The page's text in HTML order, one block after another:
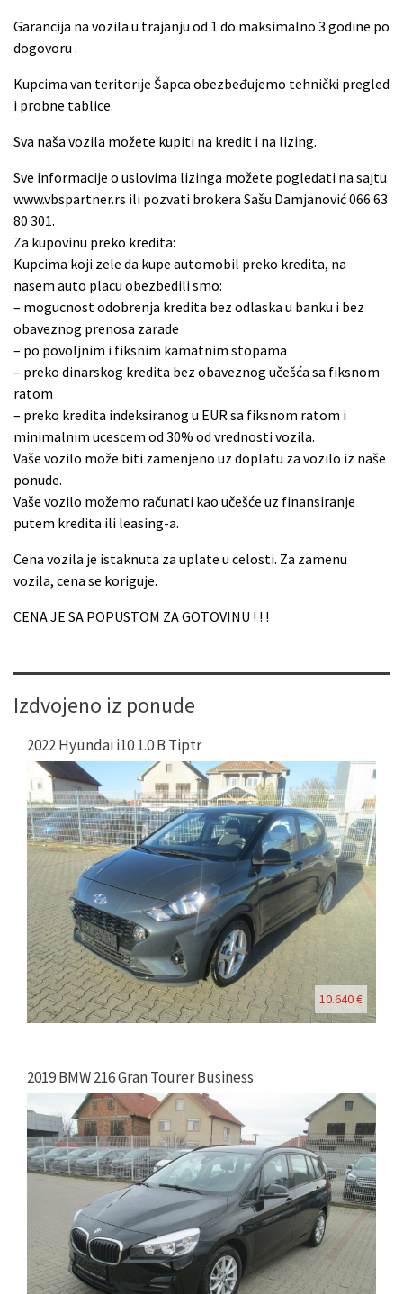
Garancija na vozila u trajanju od 1 do maksimalno 3 godine po
dogovoru .
Kupcima van teritorije Šapca obezbeđujemo tehnički pregled
i probne tablice.
Sva naša vozila možete kupiti na kredit i na lizing.
Sve informacije o uslovima lizinga možete pogledati na sajtu
www.vbspartner.rs ili pozvati brokera Sašu Damjanović 066 63
80 301.
Za kupovinu preko kredita:
Kupcima koji zele da kupe automobil preko kredita, na
nasem auto placu obezbedili smo:
– mogucnost odobrenja kredita bez odlaska u banku i bez
obaveznog prenosa zarade
– po povoljnim i fiksnim kamatnim stopama
– preko dinarskog kredita bez obaveznog učešća sa fiksnom
ratom
– preko kredita indeksiranog u EUR sa fiksnom ratom i
minimalnim ucescem od 30% od vrednosti vozila.
Vaše vozilo može biti zamenjeno uz doplatu za vozilo iz naše
ponude.
Vaše vozilo možemo računati kao učešće uz finansiranje
putem kredita ili leasing-a.
Cena vozila je istaknuta za uplate u celosti. Za zamenu
vozila, cena se koriguje.
CENA JE SA POPUSTOM ZA GOTOVINU ! ! !
Izdvojeno iz ponude
2022 Hyundai i10 1.0 B Tiptr
10.640 €
2019 BMW 216 Gran Tourer Business